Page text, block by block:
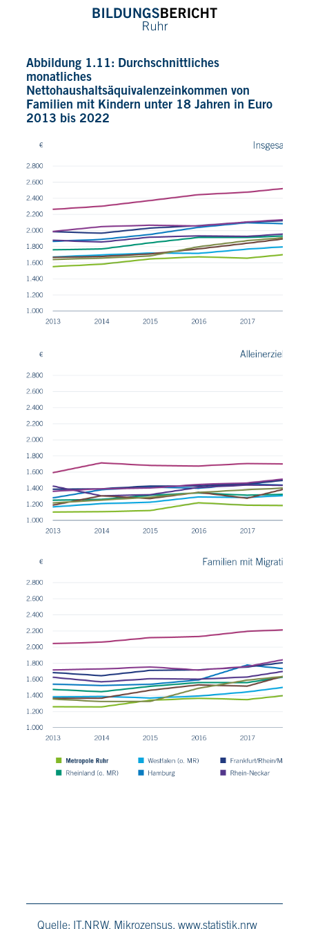
Abbildung 1.11: Durchschnittliches
monatliches
Nettohaushaltsäquivalenzeinkommen von
Familien mit Kindern unter 18 Jahren in Euro
2013 bis 2022
Quelle: IT.NRW, Mikrozensus. www.statistik.nrw